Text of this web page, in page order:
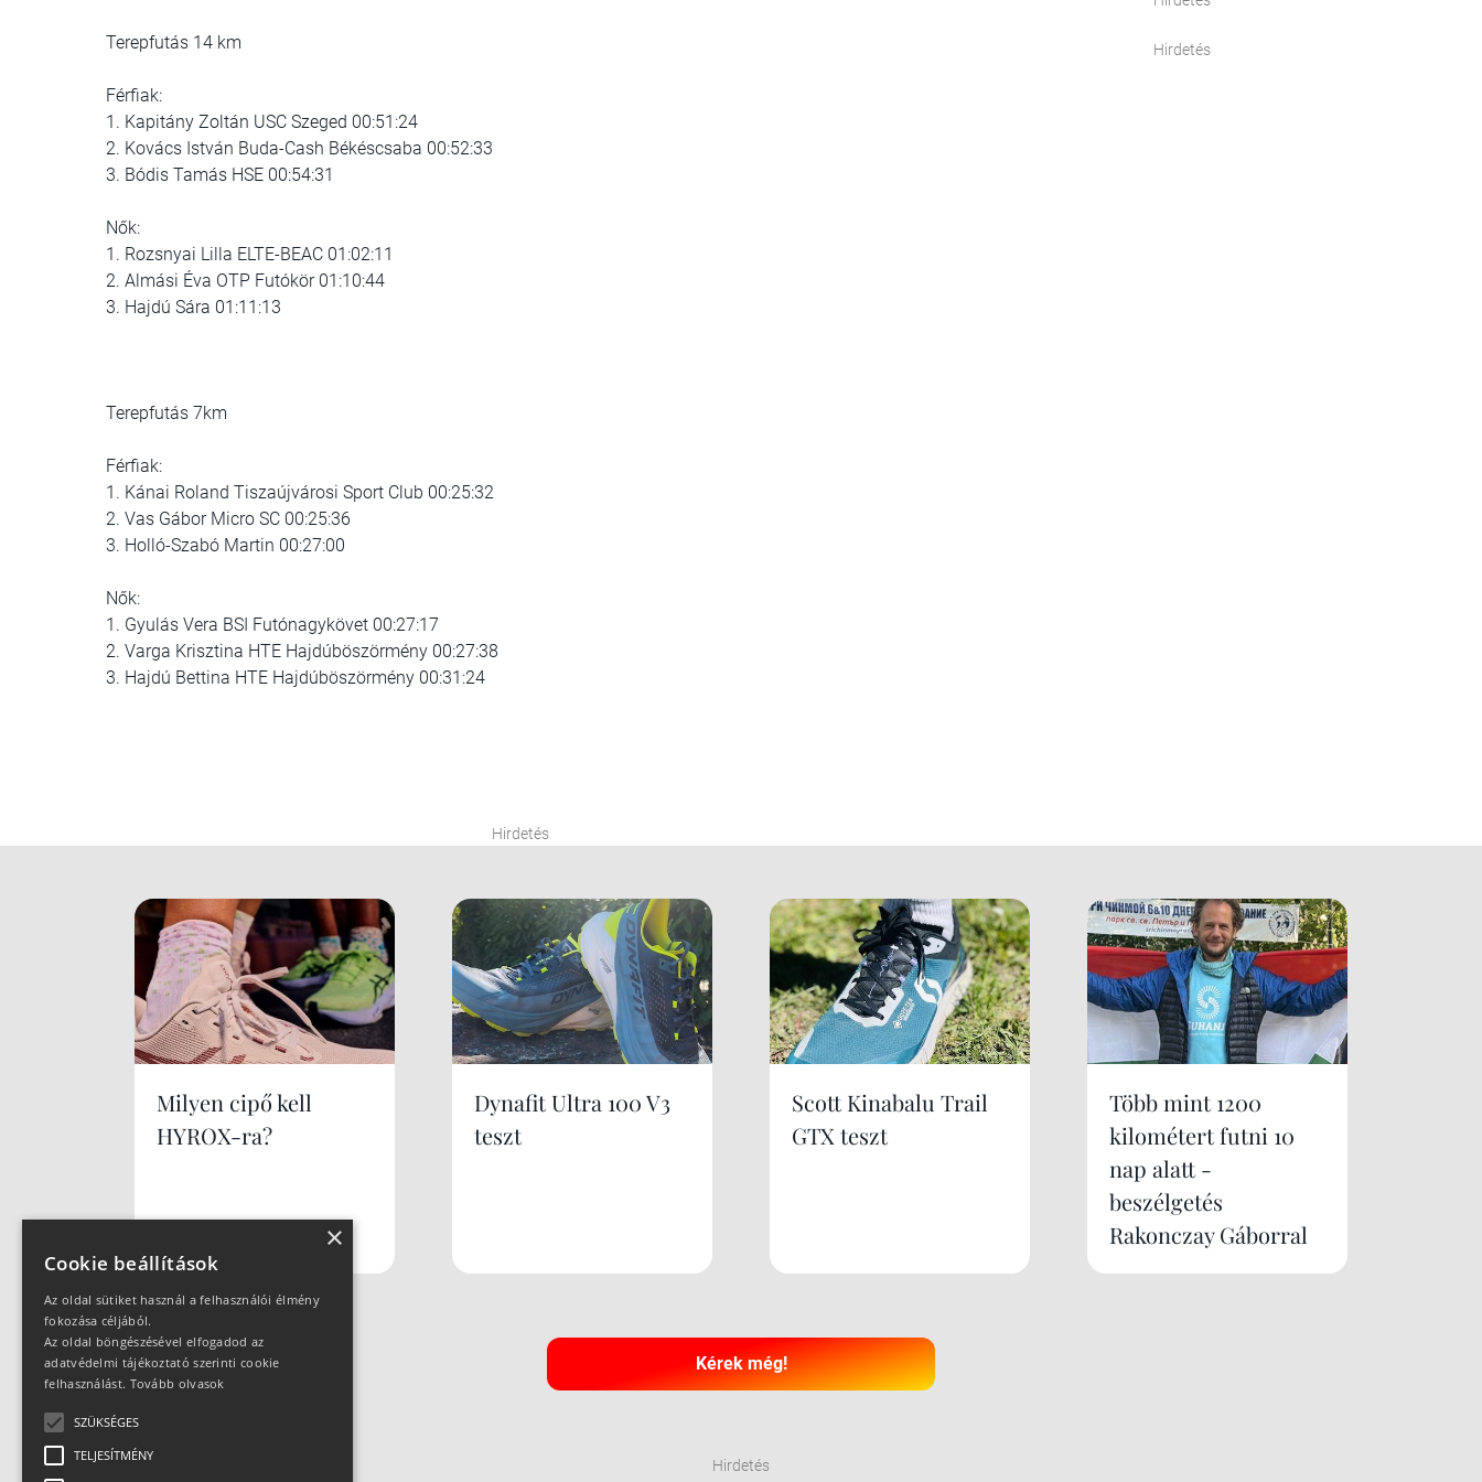
Terepfutás 14 km
Férfiak:
1. Kapitány Zoltán USC Szeged 00:51:24
2. Kovács István Buda-Cash Békéscsaba 00:52:33
3. Bódis Tamás HSE 00:54:31
Nők:
1. Rozsnyai Lilla ELTE-BEAC 01:02:11
2. Almási Éva OTP Futókör 01:10:44
3. Hajdú Sára 01:11:13
Terepfutás 7km
Férfiak:
1. Kánai Roland Tiszaújvárosi Sport Club 00:25:32
2. Vas Gábor Micro SC 00:25:36
3. Holló-Szabó Martin 00:27:00
Nők:
1. Gyulás Vera BSI Futónagykövet 00:27:17
2. Varga Krisztina HTE Hajdúböszörmény 00:27:38
3. Hajdú Bettina HTE Hajdúböszörmény 00:31:24
Hirdetés
Hirdetés
Milyen cipő kell
HYROX-ra?
Dynafit Ultra 100 V3
teszt
Scott Kinabalu Trail
GTX teszt
Több mint 1200
kilométert futni 10
nap alatt -
beszélgetés
Rakonczay Gáborral
Kérek még!
Hirdetés
×
Cookie beállítások
Az oldal sütiket használ a felhasználói élmény
fokozása céljából.
Az oldal böngészésével elfogadod az
adatvédelmi tájékoztató szerinti cookie
felhasználást. Tovább olvasok
SZÜKSÉGES
TELJESÍTMÉNY